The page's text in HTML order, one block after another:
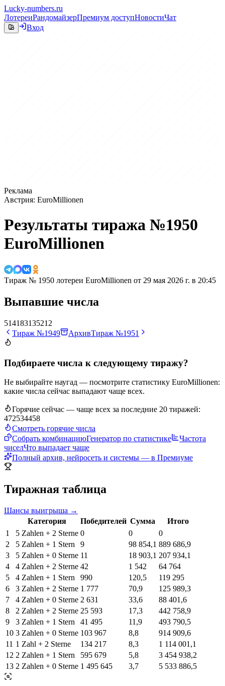
Lucky-numbers.ru
ЛотереиРандомайзерПремиум доступНовостиЧат
Вход
Реклама
Австрия: EuroMillionen
Результаты тиража №1950
EuroMillionen
Тираж № 1950 лотереи EuroMillionen от 29 мая 2026 г. в 20:45
Выпавшие числа
514183135212
Тираж №1949
АрхивТираж №1951
Подбираете числа к следующему тиражу?
Не выбирайте наугад — посмотрите статистику EuroMillionen:
какие числа сейчас выпадают чаще всех.
Горячие сейчас — чаще всех за последние 20 тиражей:
472534458
Смотреть горячие числа
Собрать комбинациюГенератор по статистике
Частота
чиселЧто выпадает чаще
Полный архив, нейросеть и системы — в Премиуме
Тиражная таблица
Шансы выигрыша →
Категория
Победителей Сумма
Итого
1
5 Zahlen + 2 Sterne 0 0
0
2
5 Zahlen + 1 Stern 9 98 854,1 889 686,9
3
5 Zahlen + 0 Sterne 11 18 903,1 207 934,1
4
4 Zahlen + 2 Sterne 42 1 542
64 764
5
4 Zahlen + 1 Stern 990 120,5
119 295
6
3 Zahlen + 2 Sterne 1 777 70,9
125 989,3
7
4 Zahlen + 0 Sterne 2 631 33,6
88 401,6
8
2 Zahlen + 2 Sterne 25 593 17,3
442 758,9
9
3 Zahlen + 1 Stern 41 495 11,9
493 790,5
10 3 Zahlen + 0 Sterne 103 967 8,8
914 909,6
11 1 Zahl + 2 Sterne 134 217 8,3
1 114 001,1
12 2 Zahlen + 1 Stern 595 679 5,8
3 454 938,2
13 2 Zahlen + 0 Sterne 1 495 645 3,7 5 533 886,5